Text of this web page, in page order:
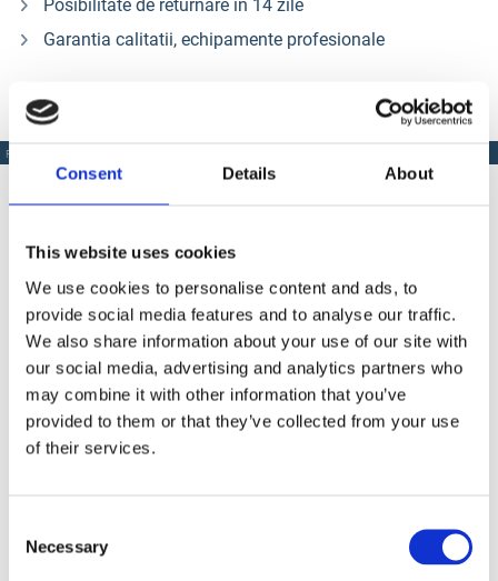
Consent Details About
This website uses cookies
We use cookies to personalise content and ads, to
provide social media features and to analyse our traffic.
We also share information about your use of our site with
our social media, advertising and analytics partners who
may combine it with other information that you’ve
provided to them or that they’ve collected from your use
of their services.
Selection
Necessary
Posibilitate de returnare in 14 zile
Garantia calitatii, echipamente profesionale
PRODUSE SIMILARE
Produse Similare
COD WA268781
Duza metalica Wagner 8 mm pentru lance